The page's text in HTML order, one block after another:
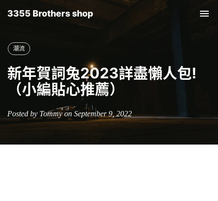
3355 Brothers shop
潮流
新年賀詞兔2023詳盡懶人包!
（小編貼心推薦）
Posted by Tommy on September 9, 2022